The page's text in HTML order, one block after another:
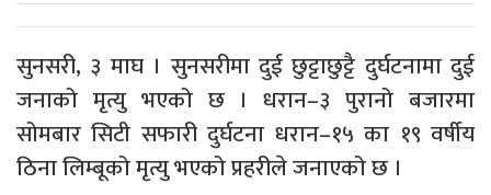
सुनसरी, ३ माघ । सुनसरीमा दुई छुट्टाछुट्टै दुर्घटनामा दुई
जनाको मृत्यु भएको छ । धरान–३ पुरानो बजारमा
सोमबार सिटी सफारी दुर्घटना धरान–१५ का १९ वर्षीय
ठिना लिम्बूको मृत्यु भएको प्रहरीले जनाएको छ ।